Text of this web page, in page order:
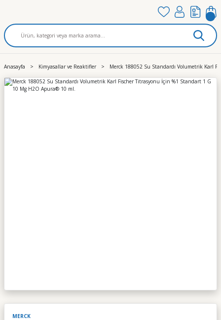
Anasayfa Kimyasallar ve Reaktifler Merck 188052 Su Standardı Volumetrik Karl
MERCK